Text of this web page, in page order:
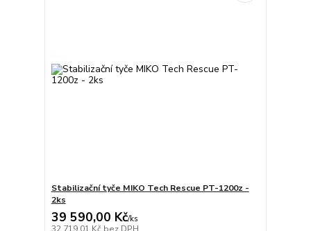
Stabilizační tyče MIKO Tech Rescue PT-1200z -
2ks
39 590,00 Kč/ks
32 719,01 Kč bez DPH